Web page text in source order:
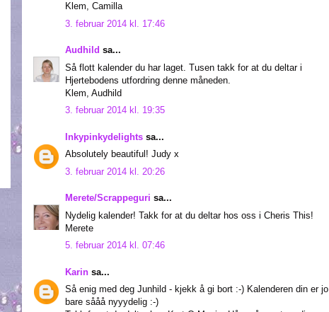
Klem, Camilla
3. februar 2014 kl. 17:46
Audhild sa...
Så flott kalender du har laget. Tusen takk for at du deltar i
Hjertebodens utfordring denne måneden.
Klem, Audhild
3. februar 2014 kl. 19:35
Inkypinkydelights sa...
Absolutely beautiful! Judy x
3. februar 2014 kl. 20:26
Merete/Scrappeguri sa...
Nydelig kalender! Takk for at du deltar hos oss i Cheris This!
Merete
5. februar 2014 kl. 07:46
Karin sa...
Så enig med deg Junhild - kjekk å gi bort :-) Kalenderen din er jo
bare sååå nyyydelig :-)